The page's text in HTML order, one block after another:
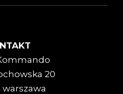
20
warszawa